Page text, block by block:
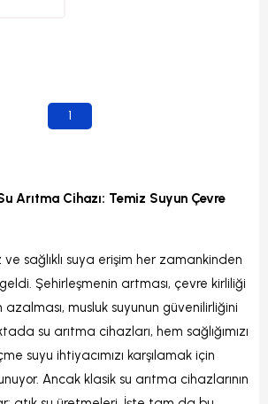
1
Arıtma Cihazı: Temiz Suyun Çevre
sağlıklı suya erişim her zamankinden
Şehirleşmenin artması, çevre kirliliği
azalması, musluk suyunun güvenilirliğini
su arıtma cihazları, hem sağlığımızı
suyu ihtiyacımızı karşılamak için
Ancak klasik su arıtma cihazlarının